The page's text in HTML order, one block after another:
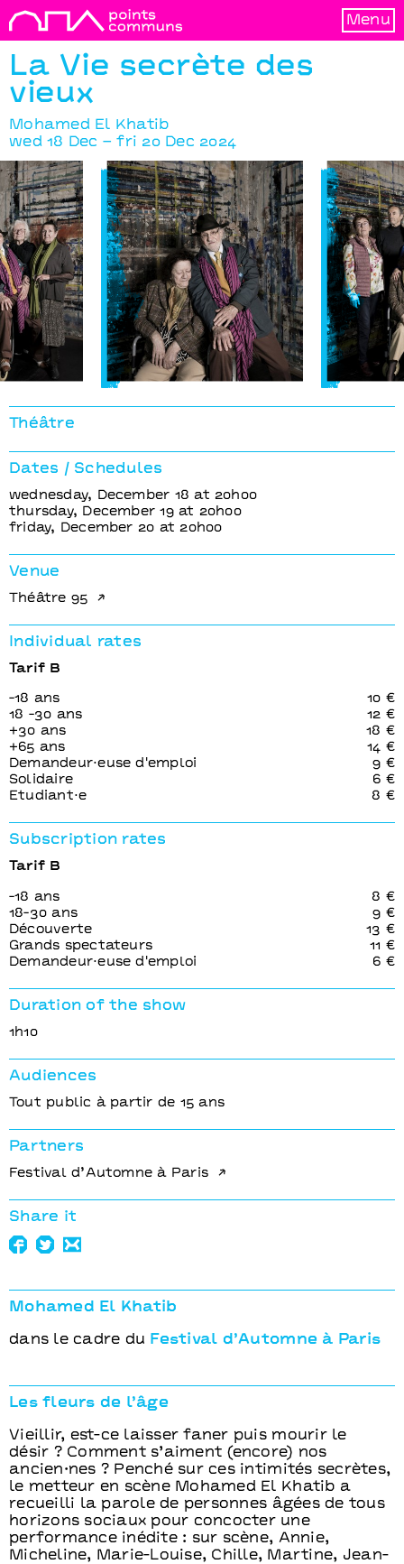
Menu
La Vie secrète des
vieux
Mohamed El Khatib
wed 18 Dec – fri 20 Dec 2024
La Vie secrète des
La Vie
des
Mohamed El Khatib
dans le cadre du Festival d’Automne à Paris
Les fleurs de l’âge
Vieillir, est-ce laisser faner puis mourir le
désir ? Comment s’aiment (encore) nos
ancien·nes ? Penché sur ces intimités secrètes,
le metteur en scène Mohamed El Khatib a
recueilli la parole de personnes âgées de tous
horizons sociaux pour concocter une
performance inédite : sur scène, Annie,
Micheline, Marie-Louise, Chille, Martine, Jean-
Théâtre
Dates / Schedules
wednesday, December 18 at 20h00
thursday, December 19 at 20h00
friday, December 20 at 20h00
Venue
Théâtre 95
Individual rates
Tarif B
-18 ans
10 €
18 -30 ans
12 €
+30 ans
18 €
+65 ans
14 €
Demandeur⋅euse d'emploi
9 €
Solidaire
6 €
Etudiant⋅e
8 €
Subscription rates
Tarif B
-18 ans
8 €
18-30 ans
9 €
Découverte
13 €
Grands spectateurs
11 €
Demandeur⋅euse d'emploi
6 €
Duration of the show
1h10
Audiences
Tout public à partir de 15 ans
Partners
Festival d’Automne à Paris
Share it